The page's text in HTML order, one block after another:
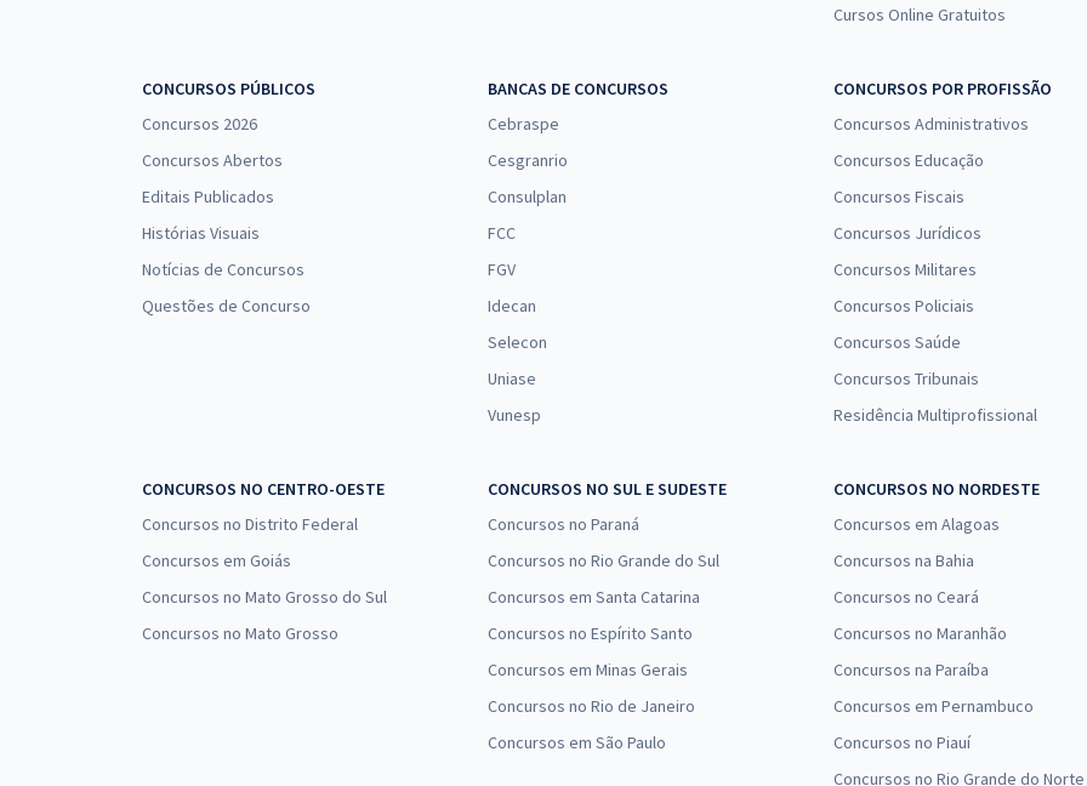
Cursos Online Gratuitos
CONCURSOS PÚBLICOS
Concursos 2026
Concursos Abertos
Editais Publicados
Histórias Visuais
Notícias de Concursos
Questões de Concurso
BANCAS DE CONCURSOS
Cebraspe
Cesgranrio
Consulplan
FCC
FGV
Idecan
Selecon
Uniase
Vunesp
CONCURSOS POR PROFISSÃO
Concursos Administrativos
Concursos Educação
Concursos Fiscais
Concursos Jurídicos
Concursos Militares
Concursos Policiais
Concursos Saúde
Concursos Tribunais
Residência Multiprofissional
CONCURSOS NO CENTRO-OESTE
Concursos no Distrito Federal
Concursos em Goiás
Concursos no Mato Grosso do Sul
Concursos no Mato Grosso
CONCURSOS NO SUL E SUDESTE
Concursos no Paraná
Concursos no Rio Grande do Sul
Concursos em Santa Catarina
Concursos no Espírito Santo
Concursos em Minas Gerais
Concursos no Rio de Janeiro
Concursos em São Paulo
CONCURSOS NO NORDESTE
Concursos em Alagoas
Concursos na Bahia
Concursos no Ceará
Concursos no Maranhão
Concursos na Paraíba
Concursos em Pernambuco
Concursos no Piauí
Concursos no Rio Grande do Norte